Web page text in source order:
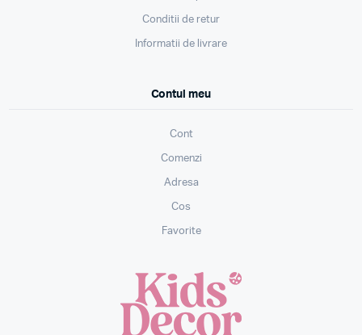
Conditii de retur
Informatii de livrare
Contul meu
Cont
Comenzi
Adresa
Cos
Favorite